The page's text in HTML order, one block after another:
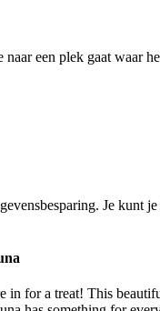
een plek gaat waar
Je kunt
in for a treat! This